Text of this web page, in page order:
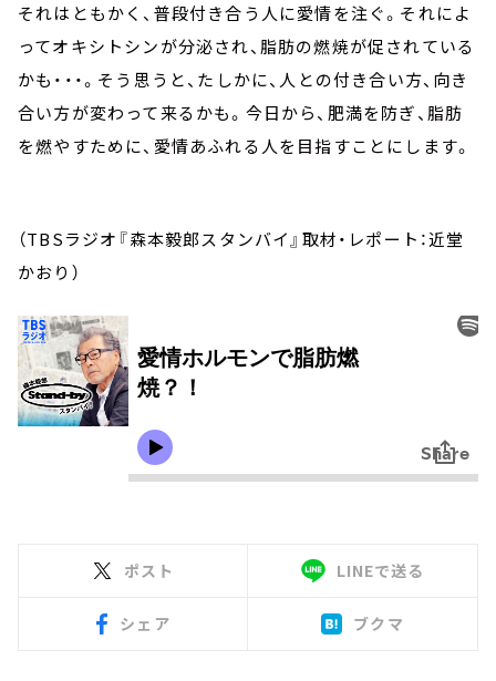
それはともかく、普段付き合う人に愛情を注ぐ。それによ
ってオキシトシンが分泌され、脂肪の燃焼が促されている
かも・・・。そう思うと、たしかに、人との付き合い方、向き
合い方が変わって来るかも。今日から、肥満を防ぎ、脂肪
を燃やすために、愛情あふれる人を目指すことにします。
（TBSラジオ『森本毅郎スタンバイ』取材・レポート：近堂
かおり）
ポスト LINEで送る
シェア ブクマ